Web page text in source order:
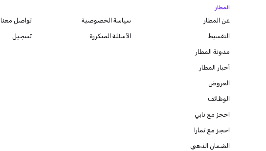
المطار
عن المطار
التقسيط
مدونة المطار
أخبار المطار
العروض
الوظائف
احجز مع تابي
احجز مع تمارا
الضمان الذهبي
سياسة الخصوصية
الأسئلة المتكررة
تواصل معنا
تسجيل